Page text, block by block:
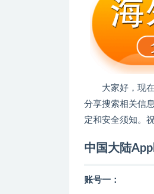
大家好，现
分享搜索相关信
定和安全须知。
中国大陆
账号一：